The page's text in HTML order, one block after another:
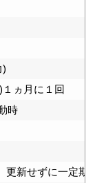
)
) １ヵ月に１回
時
更新せずに一定期